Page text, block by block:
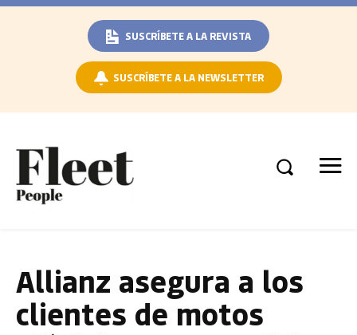
SUSCRÍBETE A LA REVISTA
SUSCRÍBETE A LA NEWSLETTER
Allianz asegura a los
clientes de motos